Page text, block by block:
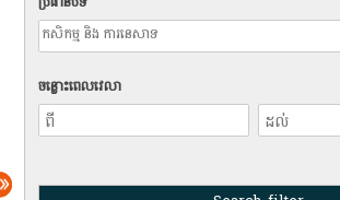
ចន្លោះពេលវេលា